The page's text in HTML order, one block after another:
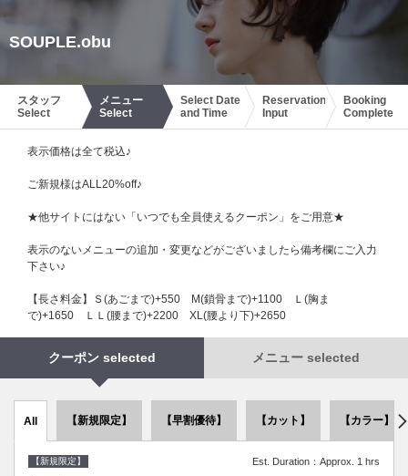
SOUPLE.obu
スタッフ
Select
メニュー
Select
Select Date
and Time
Reservation
Input
Booking
Complete
表示価格は全て税込♪
ご新規様はALL20%off♪
★他サイトにはない「いつでも全員使えるクーポン」をご用意★
表示のないメニューの追加・変更などがございましたら備考欄にご入力
下さい♪
【長さ料金】Ｓ(あごまで)+550 М(鎖骨まで)+1100 Ｌ(胸ま
で)+1650 ＬＬ(腰まで)+2200 XL(腰より下)+2650
クーポン selected メニュー selected
All 【新規限定】 【早割優待】 【カット】 【カラー】
【新規限定】 Est. Duration：Approx. 1 hrs